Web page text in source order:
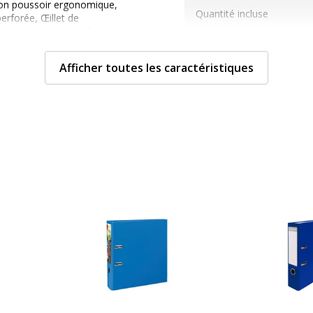
poussoir ergonomique,
Œillet de
Quantité incluse
Type de produit
Afficher toutes les caractéristiques